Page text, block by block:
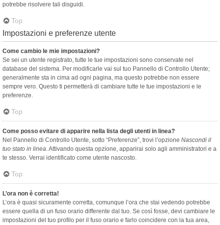
potrebbe risolvere tali disguidi.
Top
Impostazioni e preferenze utente
Come cambio le mie impostazioni?
Se sei un utente registrato, tutte le tue impostazioni sono conservate nel
database del sistema. Per modificarle vai sul tuo Pannello di Controllo Utente;
generalmente sta in cima ad ogni pagina, ma questo potrebbe non essere
sempre vero. Questo ti permetterà di cambiare tutte le tue impostazioni e le
preferenze.
Top
Come posso evitare di apparire nella lista degli utenti in linea?
Nel Pannello di Controllo Utente, sotto “Preferenze”, trovi l’opzione Nascondi il
tuo stato in linea. Attivando questa opzione, apparirai solo agli amministratori e a
te stesso. Verrai identificato come utente nascosto.
Top
L’ora non è corretta!
L’ora è quasi sicuramente corretta, comunque l’ora che stai vedendo potrebbe
essere quella di un fuso orario differente dal tuo. Se così fosse, devi cambiare le
impostazioni del tuo profilo per il fuso orario e farlo coincidere con la tua area,